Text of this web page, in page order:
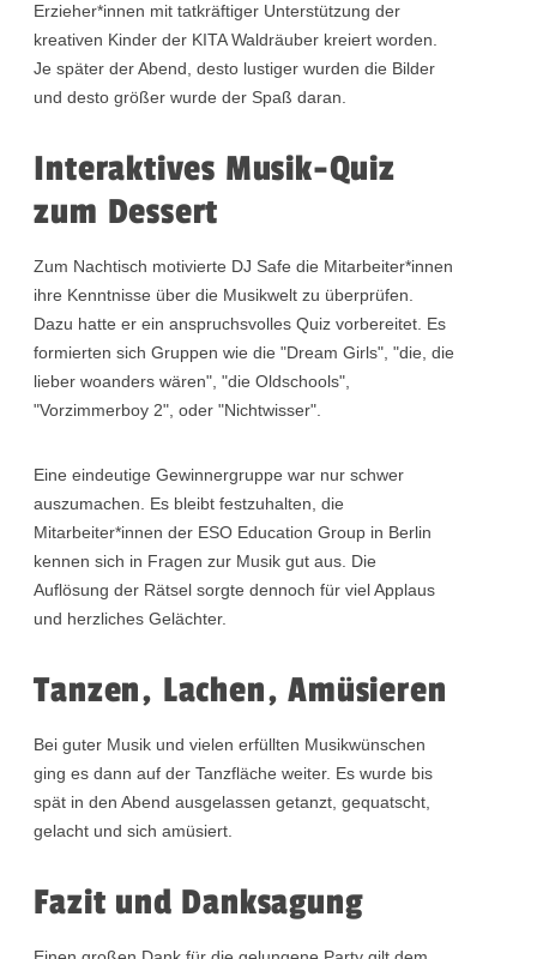
Erzieher*innen mit tatkräftiger Unterstützung der
kreativen Kinder der KITA Waldräuber kreiert worden.
Je später der Abend, desto lustiger wurden die Bilder
und desto größer wurde der Spaß daran.
Interaktives Musik-Quiz
zum Dessert
Zum Nachtisch motivierte DJ Safe die Mitarbeiter*innen
ihre Kenntnisse über die Musikwelt zu überprüfen.
Dazu hatte er ein anspruchsvolles Quiz vorbereitet. Es
formierten sich Gruppen wie die "Dream Girls", "die, die
lieber woanders wären", "die Oldschools",
"Vorzimmerboy 2", oder "Nichtwisser".
Eine eindeutige Gewinnergruppe war nur schwer
auszumachen. Es bleibt festzuhalten, die
Mitarbeiter*innen der ESO Education Group in Berlin
kennen sich in Fragen zur Musik gut aus. Die
Auflösung der Rätsel sorgte dennoch für viel Applaus
und herzliches Gelächter.
Tanzen, Lachen, Amüsieren
Bei guter Musik und vielen erfüllten Musikwünschen
ging es dann auf der Tanzfläche weiter. Es wurde bis
spät in den Abend ausgelassen getanzt, gequatscht,
gelacht und sich amüsiert.
Fazit und Danksagung